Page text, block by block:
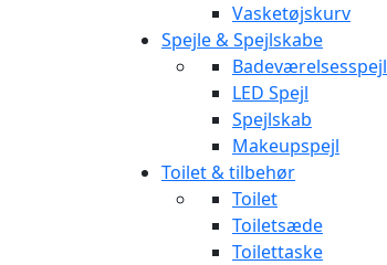
Vasketøjskurv
Spejle & Spejlskabe
Badeværelsesspejl
LED Spejl
Spejlskab
Makeupspejl
Toilet & tilbehør
Toilet
Toiletsæde
Toilettaske